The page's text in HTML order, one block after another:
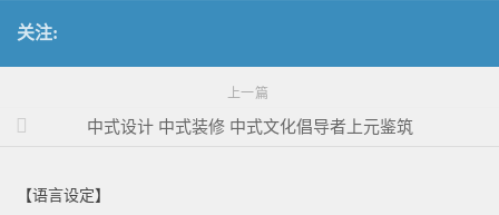
关注:
上一篇
中式设计 中式装修 中式文化倡导者上元鉴筑
【语言设定】